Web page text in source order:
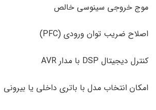
موج خروجی سینوسی خالص
اصلاح ضریب توان ورودی (PFC)
کنترل دیجیتال DSP با مدار AVR
امکان انتخاب مدل با باتری داخلی یا بیرونی